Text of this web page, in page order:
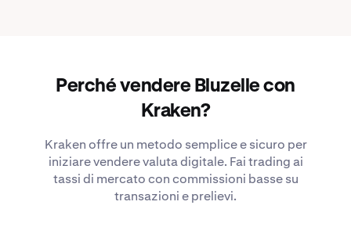
Perché vendere Bluzelle con
Kraken?
Kraken offre un metodo semplice e sicuro per
iniziare vendere valuta digitale. Fai trading ai
tassi di mercato con commissioni basse su
transazioni e prelievi.